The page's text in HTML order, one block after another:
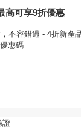
高可享9折優惠
不容錯過 - 4折新產
惠碼
證